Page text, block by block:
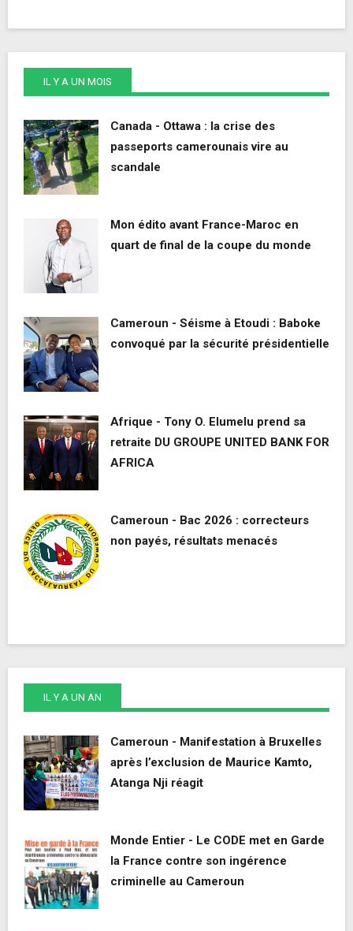
IL Y A UN MOIS
Canada - Ottawa : la crise des
passeports camerounais vire au
scandale
Mon édito avant France-Maroc en
quart de final de la coupe du monde
Cameroun - Séisme à Etoudi : Baboke
convoqué par la sécurité présidentielle
Afrique - Tony O. Elumelu prend sa
retraite DU GROUPE UNITED BANK FOR
AFRICA
Cameroun - Bac 2026 : correcteurs
non payés, résultats menacés
IL Y A UN AN
Cameroun - Manifestation à Bruxelles
après l’exclusion de Maurice Kamto,
Atanga Nji réagit
Monde Entier - Le CODE met en Garde
la France contre son ingérence
criminelle au Cameroun